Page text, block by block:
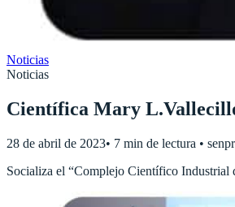
Noticias
Noticias
Científica Mary
28 de abril de 2023• 7 min de lectura •
Socializa el “Complejo Científico Industrial